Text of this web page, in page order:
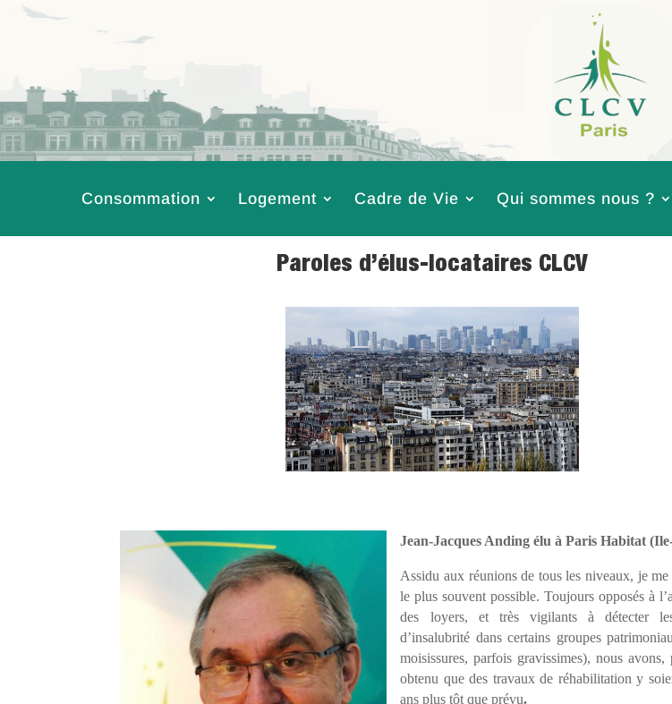
Consommation Logement Cadre de Vie Qui sommes nous ?
Paroles d’élus-locataires CLCV
Jean-Jacques Anding élu à Paris Habitat
Assidu aux réunions de tous les niveaux, je
le plus souvent possible. Toujours opposés à
des loyers, et très vigilants à détecter
d’insalubrité dans certains groupes
moisissures, parfois gravissimes), nous avons,
obtenu que des travaux de réhabilitation y
ans plus tôt que prévu.